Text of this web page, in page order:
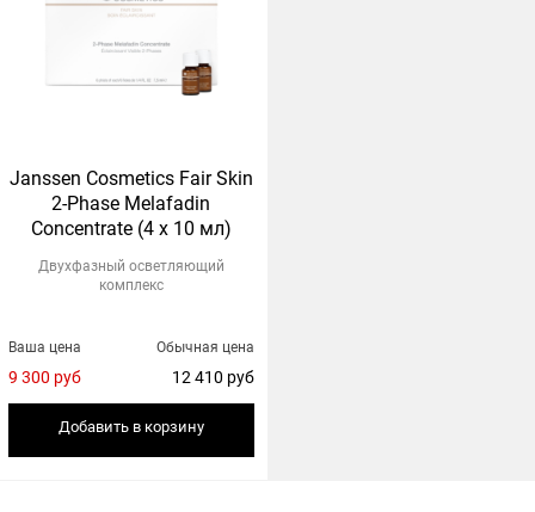
Janssen Cosmetics Fair Skin
2-Phase Melafadin
Concentrate (4 х 10 мл)
Двухфазный осветляющий
комплекс
Обычная цена
12 410 руб
Ваша цена
9 300 руб
Добавить в корзину